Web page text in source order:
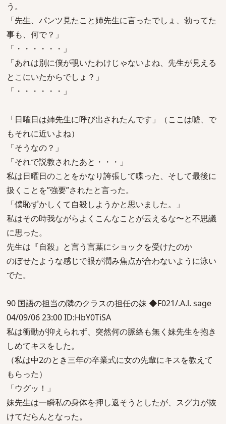
う。
「先生、パンツ見たこと姉先生に言ったでしょ、勃ってた
事も、何で？」
「・・・・・・」
「あれは別に僕が覗いたわけじゃないよね、先生が見える
とこにいたからでしょ？」
「・・・・・・」
「日曜日は姉先生に呼び出されたんです」（ここは嘘、で
もそれに近いよね）
「そうなの？」
「それで説教されたあと・・・」
私は日曜日のことをかなり誇張して喋った、そして最後に
扱くことを”強要”されたと言った。
「僕恥ずかしくて自殺しようかと思いました。」
私はその時我ながらよくこんなことが云えるな〜と不思議
に思った。
先生は『自殺』と言う言葉にショックを受けたのか
のぼせたような感じで眼が潤み焦点が合わないように泳い
でた。
90 国語の担当の隣のクラスの担任の妹 ◆F021/.A.l. sage
04/09/06 23:00 ID:HbY0TiSA
私は衝動が抑えられず、突然何の脈絡も無く妹先生を抱き
しめてキスをした。
（私は中2のとき三年の卒業式に女の先輩にキスを教えて
もらった）
「ウグッ！」
妹先生は一瞬私の身体を押し返そうとしたが、スグ力が抜
けてだらんとなった。